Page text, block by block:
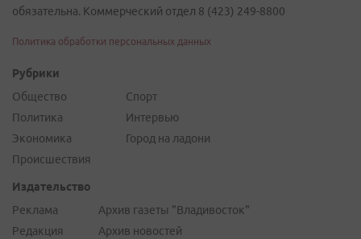
обязательна. Коммерческий отдел 8 (423) 249-8800
Политика обработки персональных данных
Рубрики
Общество
Политика
Экономика
Происшествия
Спорт
Интервью
Город на ладони
Издательство
Реклама
Редакция
Архив газеты "Владивосток"
Архив новостей